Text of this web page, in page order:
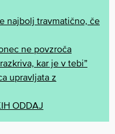
najbolj travmatično, če
ne povzroča
kar je v tebi”
upravljata z
ODDAJ